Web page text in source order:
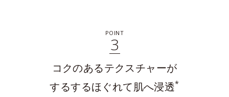
POINT
3
コクのあるテクスチャーが
するするほぐれて肌へ浸透*